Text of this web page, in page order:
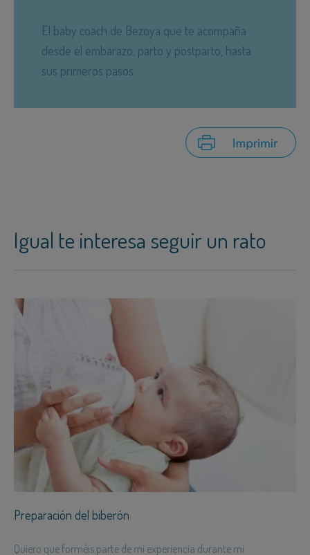
El baby coach de Bezoya que te acompaña
desde el embarazo, parto y postparto, hasta
sus primeros pasos.
Igual te interesa seguir un rato
Preparación del biberón
Quiero que forméis parte de mi experiencia durante mi